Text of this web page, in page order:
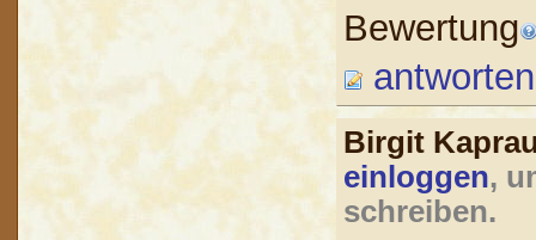
Bewertung
antworten
Birgit
einloggen,
schreiben.